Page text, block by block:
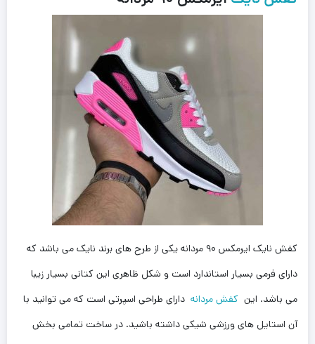
کفش نایک ایرمکس ۹۰ مردانه یکی از طرح های برند نایک می باشد که
دارای فرمی بسیار استاندارد است و شکل ظاهری این کتانی بسیار زیبا
می باشد. این کفش مردانه دارای طراحی اسپرتی است که می توانید با
آن استایل های ورزشی شیکی داشته باشید. در ساخت تمامی بخش